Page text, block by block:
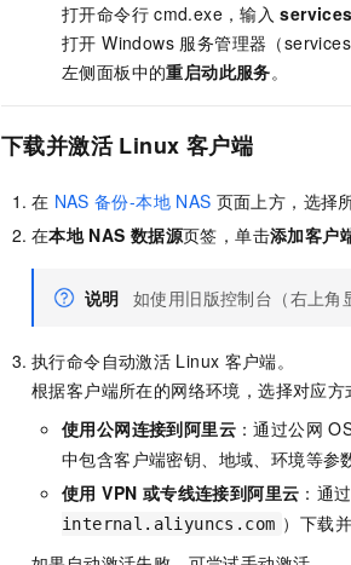
打开命令行 cmd.exe，输入
打开 Windows 服务管理器（
左侧面板中的重启动此服务。
下载并激活 Linux 客户端
在 NAS 备份-本地 NAS 页面上方，选择
在本地 NAS 数据源页签，单击添加客户
说明 如使用旧版控制台（右上角
执行命令自动激活 Linux 客户端。
根据客户端所在的网络环境，选择对应方
使用公网连接到阿里云 ：通过公网
中包含客户端密钥、地域、环境等参
使用 VPN 或专线连接到阿里云 ：通
internal.aliyuncs.com ）下载